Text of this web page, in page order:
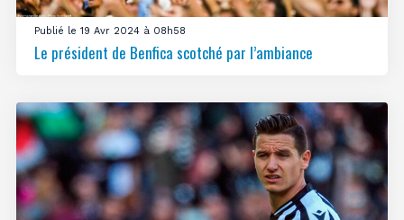
Publié le 19 Avr 2024 à 08h58
Le président de Benfica scotché par l’ambiance